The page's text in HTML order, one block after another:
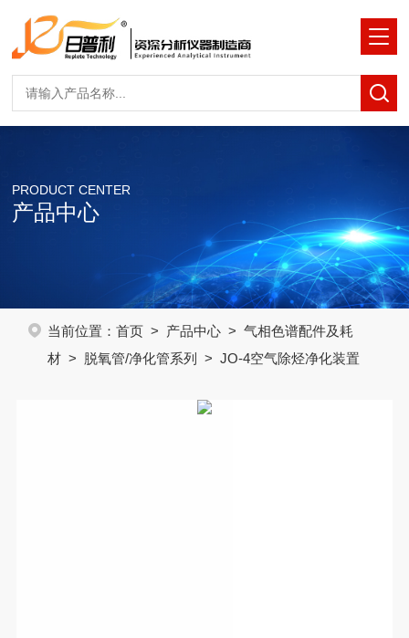
PRODUCT CENTER
产品中心
当前位置： 首页> 产品中心> 气相色谱配件及耗
材> 脱氧管/净化管系列 > JO-4空气除烃净化装置